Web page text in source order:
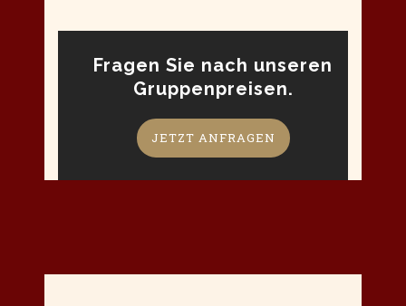
Fragen Sie nach unseren
Gruppenpreisen.
JETZT ANFRAGEN